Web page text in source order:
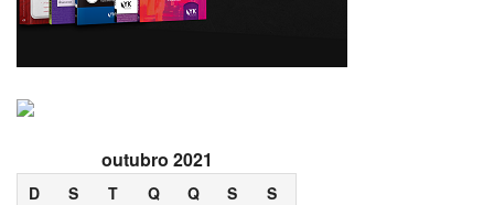
outubro 2021
D S T Q Q S
S